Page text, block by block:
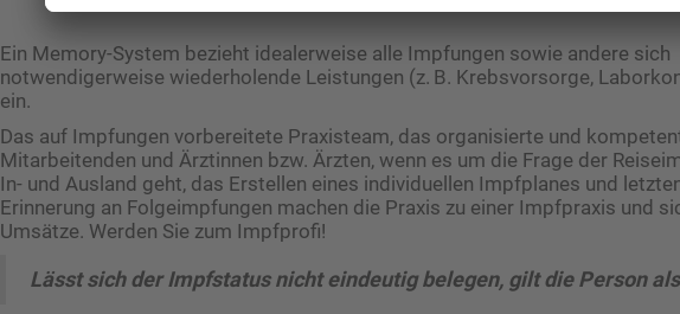
Ein Memory-System bezieht idealerweise alle Impfungen sowie andere sich
notwendigerweise wiederholende Leistungen (z. B. Krebsvorsorge,
ein.
Das auf Impfungen vorbereitete Praxisteam, das organisierte und
Mitarbeitenden und Ärztinnen bzw. Ärzten, wenn es um die Frage der
In- und Ausland geht, das Erstellen eines individuellen Impfplanes und
Erinnerung an Folgeimpfungen machen die Praxis zu einer Impfpraxis und
Umsätze. Werden Sie zum Impfprofi!
Lässt sich der Impfstatus nicht eindeutig belegen, gilt die Person